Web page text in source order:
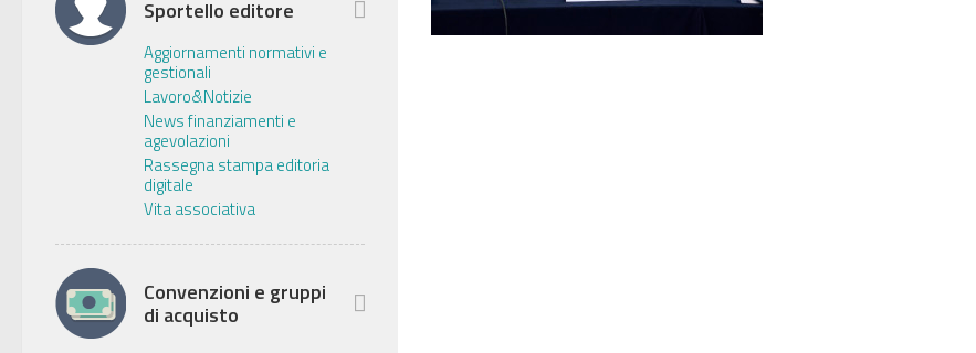
Sportello editore
Aggiornamenti normativi e
gestionali
Lavoro&Notizie
News finanziamenti e
agevolazioni
Rassegna stampa editoria
digitale
Vita associativa
Convenzioni e gruppi
di acquisto